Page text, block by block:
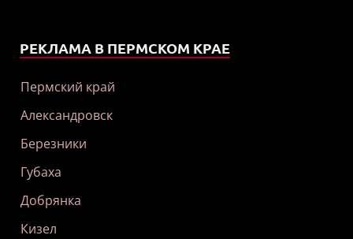
РЕКЛАМА В ПЕРМСКОМ КРАЕ
Пермский край
Александровск
Березники
Губаха
Добрянка
Кизел